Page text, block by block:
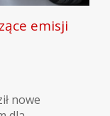
emisji
nowe